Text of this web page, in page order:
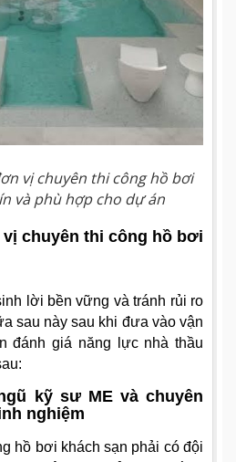
vị chuyên thi công hồ bơi
và phù hợp cho dự án
chuyên thi công hồ bơi
lời bền vững và tránh rủi ro
sau này sau khi đưa vào vận
đánh giá năng lực nhà thầu
kỹ sư ME và chuyên
nghiệm
hồ bơi khách sạn phải có đội